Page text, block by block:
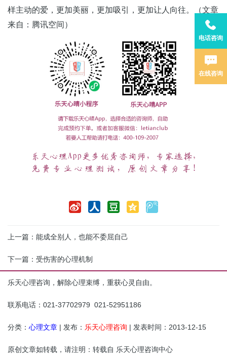
样主动的爱，更加美丽，更加吸引，更加让人向往。（文章
来自：腾讯空间）
上一篇： 能成全别人，也能不委屈自己
下一篇： 受伤害的心理机制
乐天心理咨询，解除心理束缚，重获心灵自由。
联系电话：021-37702979 021-52951186
分类： 心理文章 | 发布： 乐天心理咨询 | 发表时间：2013-12-15
原创文章如转载，请注明：转载自 乐天心理咨询中心
电话咨询
在线咨询